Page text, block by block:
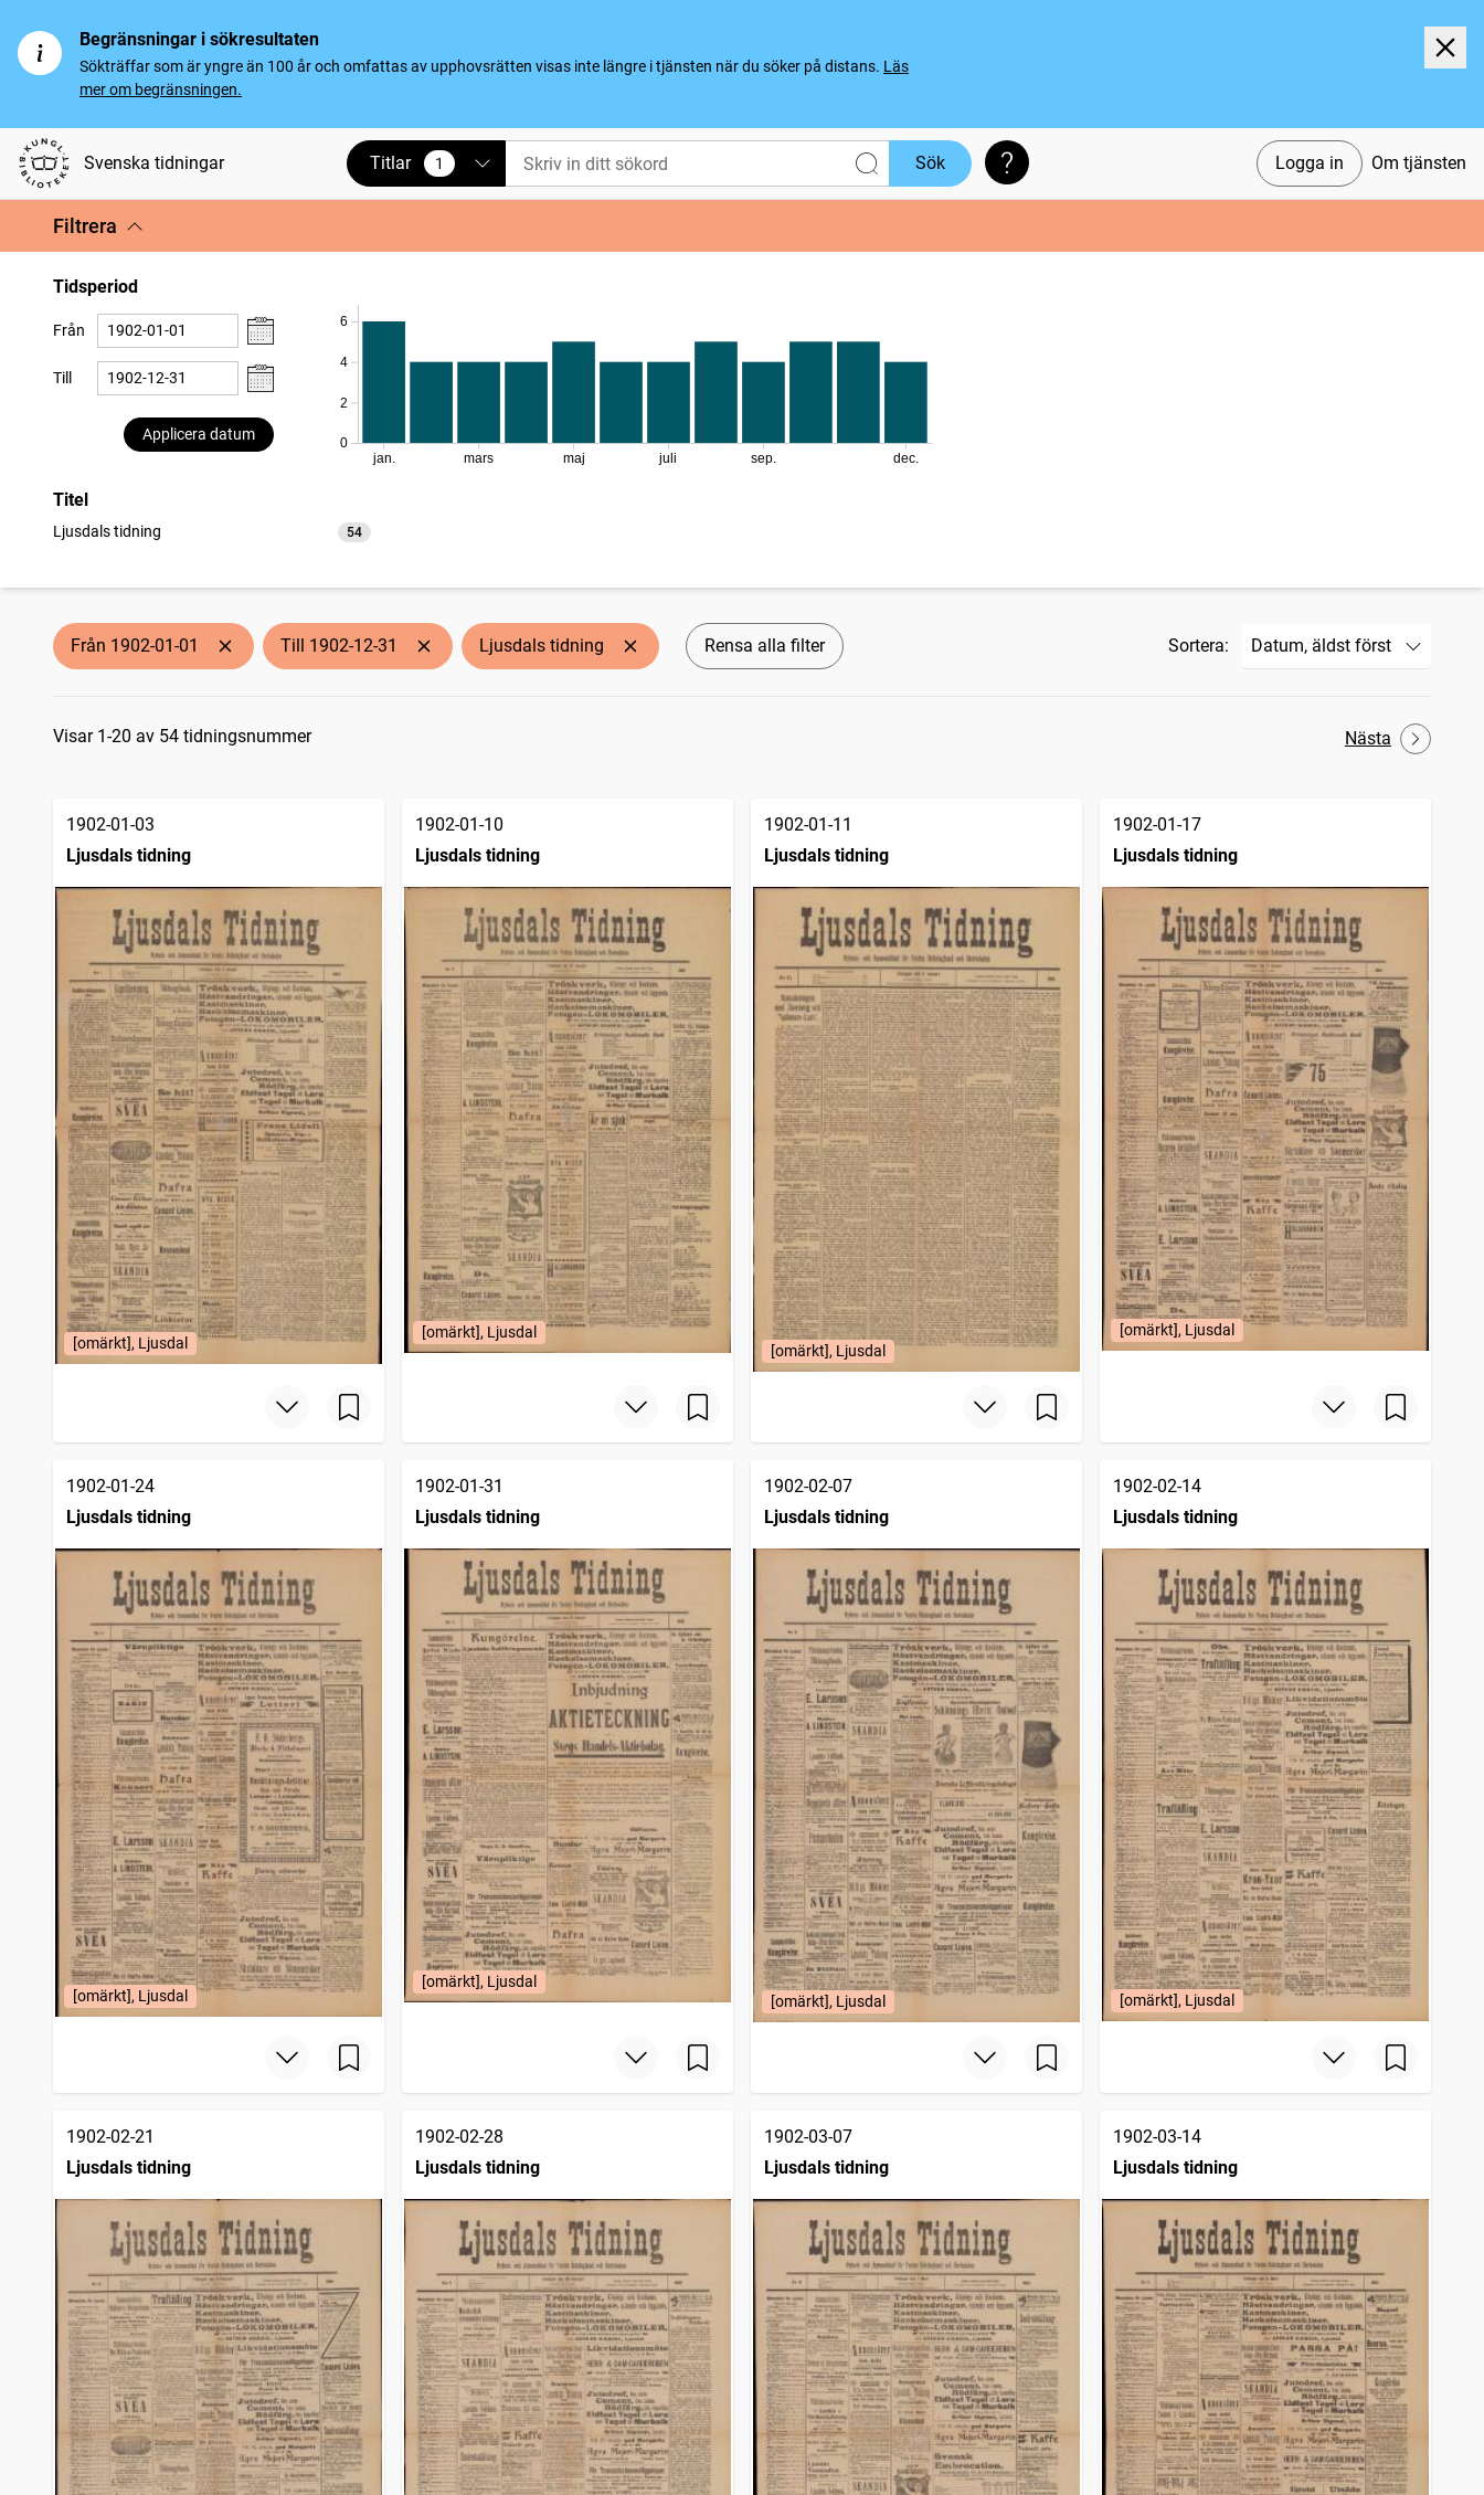
Begränsningar i sökresultaten
Sökträffar som är yngre än 100 år och omfattas av upphovsrätten visas inte längre i tjänsten när du söker på distans. Läs
mer om begränsningen.
Svenska tidningar Logga in Om tjänsten
Titlar 1
vald Sök Söktips
Filtrera
Tidsperiod
Från
Till
Applicera datum
0
2
4
6
jan. mars maj juli sep. dec.
Titel
Ljusdals tidning 54
träffar
Från 1902-01-01 Till 1902-12-31 Ljusdals tidning Rensa alla filter Sortera:
Sökresultat
Visar 1-20 av 54 tidningsnummer Nästa
1902-01-03
Ljusdals tidning
[omärkt], Ljusdal
1902-01-10
Ljusdals tidning
[omärkt], Ljusdal
1902-01-11
Ljusdals tidning
[omärkt], Ljusdal
1902-01-17
Ljusdals tidning
[omärkt], Ljusdal
1902-01-24
Ljusdals tidning
[omärkt], Ljusdal
1902-01-31
Ljusdals tidning
[omärkt], Ljusdal
1902-02-07
Ljusdals tidning
[omärkt], Ljusdal
1902-02-14
Ljusdals tidning
[omärkt], Ljusdal
1902-02-21
Ljusdals tidning
1902-02-28
Ljusdals tidning
1902-03-07
Ljusdals tidning
1902-03-14
Ljusdals tidning